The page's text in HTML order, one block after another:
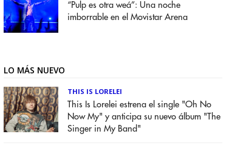
“Pulp es otra weá”: Una noche
imborrable en el Movistar Arena
LO MÁS NUEVO
THIS IS LORELEI
This Is Lorelei estrena el single "Oh No
Now My" y anticipa su nuevo álbum "The
Singer in My Band"